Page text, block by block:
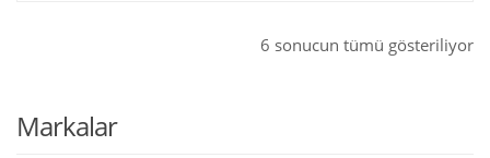
6 sonucun tümü gösteriliyor
Markalar